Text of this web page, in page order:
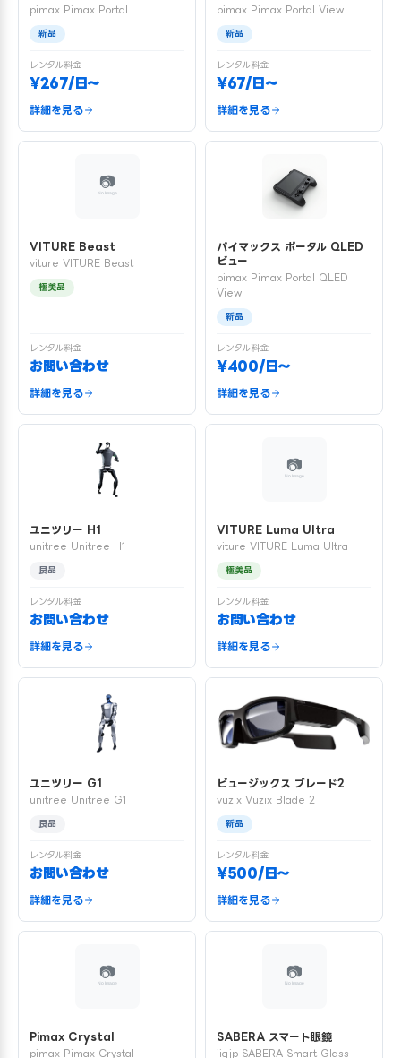
pimax Pimax Portal
新品
レンタル料金
¥267/日〜
詳細を見る
pimax Pimax Portal View
新品
レンタル料金
¥67/日〜
詳細を見る
VITURE Beast
viture VITURE Beast
極美品
レンタル料金
お問い合わせ
詳細を見る
パイマックス ポータル QLED
ビュー
pimax Pimax Portal QLED
View
新品
レンタル料金
¥400/日〜
詳細を見る
ユニツリー H1
unitree Unitree H1
良品
レンタル料金
お問い合わせ
詳細を見る
VITURE Luma Ultra
viture VITURE Luma Ultra
極美品
レンタル料金
お問い合わせ
詳細を見る
ユニツリー G1
unitree Unitree G1
良品
レンタル料金
お問い合わせ
詳細を見る
ビュージックス ブレード2
vuzix Vuzix Blade 2
新品
レンタル料金
¥500/日〜
詳細を見る
Pimax Crystal
pimax Pimax Crystal
SABERA スマート眼鏡
jigjp SABERA Smart Glass